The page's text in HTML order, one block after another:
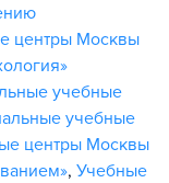
центры Москвы
учебные
учебные
центры Москвы
, Учебные